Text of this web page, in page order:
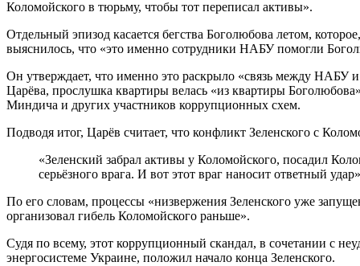
Коломойского в тюрьму, чтобы тот переписал активы».
Отдельный эпизод касается бегства Боголюбова летом,
выяснилось, что «это именно сотрудники НАБУ помогли
Он утверждает, что именно это раскрыло «связь между НАБУ
Царёва, прослушка квартиры велась «из квартиры
Миндича и других участников коррупционных схем.
Подводя итог, Царёв считает, что конфликт Зеленского с
«Зеленский забрал активы у Коломойского, посадил Коломойского в тюрьму и тем самым приобрёл очень
серьёзного врага. И вот этот враг наносит ответный
По его словам, процессы «низвержения Зеленского уже
организовал гибель Коломойского раньше».
Судя по всему, этот коррупционный скандал, в сочетании с
энергосистеме Украине, положил начало конца Зеленского.